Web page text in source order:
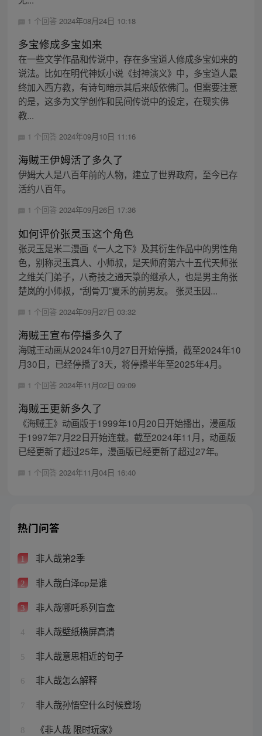
1 个回答 2024年08月24日 10:18
多宝修成多宝如来
在一些文学作品和传说中，存在多宝道人修成多宝如来的
说法。比如在明代神妖小说《封神演义》中，多宝道人最
终加入西方教，有诗句暗示其后来皈依佛门。但需要注意
的是，这多为文学创作和民间传说中的设定，在现实佛
教...
1 个回答 2024年09月10日 11:16
海贼王伊姆活了多久了
伊姆大人是八百年前的人物，建立了世界政府，至今已存
活约八百年。
1 个回答 2024年09月26日 17:36
如何评价张灵玉这个角色
张灵玉是米二漫画《一人之下》及其衍生作品中的男性角
色，别称灵玉真人、小师叔，是天师府第六十五代天师张
之维关门弟子，八奇技之通天箓的继承人，也是男主角张
楚岚的小师叔，“刮骨刀”夏禾的前男友。 张灵玉因...
1 个回答 2024年09月27日 03:32
海贼王宣布停播多久了
海贼王动画从2024年10月27日开始停播，截至2024年10
月30日，已经停播了3天，将停播半年至2025年4月。
1 个回答 2024年11月02日 09:09
海贼王更新多久了
《海贼王》动画版于1999年10月20日开始播出，漫画版
于1997年7月22日开始连载。截至2024年11月，动画版
已经更新了超过25年，漫画版已经更新了超过27年。
1 个回答 2024年11月04日 16:40
热门问答
1 非人哉第2季
2 非人哉白泽cp是谁
3 非人哉哪吒系列盲盒
4 非人哉壁纸横屏高清
5 非人哉意思相近的句子
6 非人哉怎么解释
7 非人哉孙悟空什么时候登场
8 《非人哉 限时玩家》